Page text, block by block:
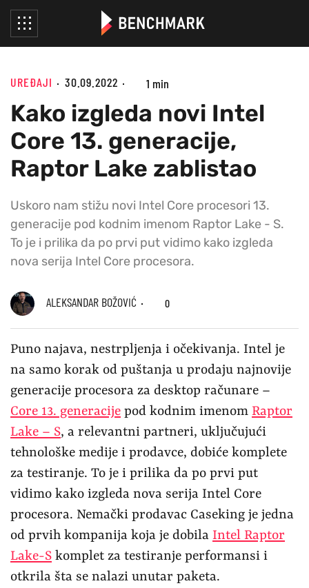
UREĐAJI 30.09.2022 1 min
Kako izgleda novi Intel
Core 13. generacije,
Raptor Lake zablistao
Uskoro nam stižu novi Intel Core procesori 13.
generacije pod kodnim imenom Raptor Lake - S.
To je i prilika da po prvi put vidimo kako izgleda
nova serija Intel Core procesora.
ALEKSANDAR BOŽOVIĆ 0
Puno najava, nestrpljenja i očekivanja. Intel je
na samo korak od puštanja u prodaju najnovije
generacije procesora za desktop računare –
Core 13. generacije pod kodnim imenom Raptor
Lake – S, a relevantni partneri, uključujući
tehnološke medije i prodavce, dobiće komplete
za testiranje. To je i prilika da po prvi put
vidimo kako izgleda nova serija Intel Core
procesora. Nemački prodavac Caseking je jedna
od prvih kompanija koja je dobila Intel Raptor
Lake-S komplet za testiranje performansi i
otkrila šta se nalazi unutar paketa.